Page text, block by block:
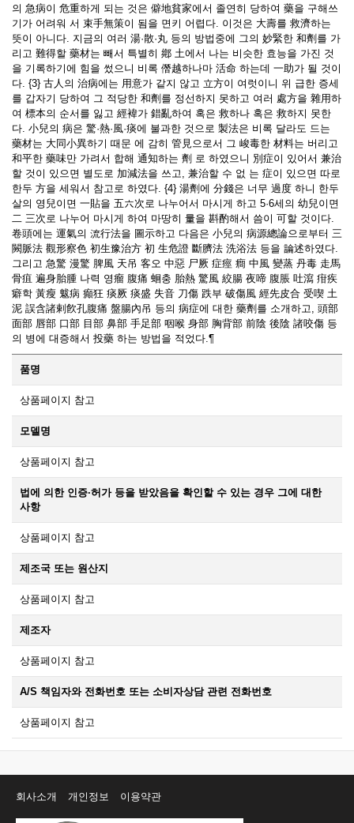
의 急病이 危重하게 되는 것은 僻地貧家에서 졸연히 당하여 藥을 구해쓰
기가 어려워 서 束手無策이 됨을 면키 어렵다. 이것은 大壽를 救濟하는
뜻이 아니다. 지금의 여러 湯·散·丸 등의 방법중에 그의 妙緊한 和劑를 가
리고 難得할 藥材는 빼서 특별히 鄕 土에서 나는 비슷한 효능을 가진 것
을 기록하기에 힘을 썼으니 비록 僭越하나마 活命 하는데 一助가 될 것이
다. {3} 古人의 治病에는 用意가 같지 않고 立方이 여럿이니 위 급한 증세
를 갑자기 당하여 그 적당한 和劑를 정선하지 못하고 여러 處方을 雜用하
여 標本의 순서를 잃고 經褘가 錯亂하여 혹은 救하나 혹은 救하지 못한
다. 小兒의 病은 驚·熱·風·痰에 불과한 것으로 製法은 비록 달라도 드는
藥材는 大同小異하기 때문 에 감히 管見으로서 그 峻毒한 材料는 버리고
和平한 藥味만 가려서 합해 通知하는 劑 로 하였으니 別症이 있어서 兼治
할 것이 있으면 별도로 加減法을 쓰고, 兼治할 수 없 는 症이 있으면 따로
한두 方을 세워서 참고로 하였다. {4} 湯劑에 分錢은 너무 過度 하니 한두
살의 영兒이면 一貼을 五六次로 나누어서 마시게 하고 5·6세의 幼兒이면
二 三次로 나누어 마시게 하여 마땅히 量을 斟酌해서 씀이 可할 것이다.
卷頭에는 運氣의 流行法을 圖示하고 다음은 小兒의 病源總論으로부터 三
闕脈法 觀形察色 初生豫治方 初 生危證 斷臍法 洗浴法 등을 論述하였다.
그리고 急驚 漫驚 脾風 天吊 客오 中惡 尸厥 症痙 癎 中風 變蒸 丹毒 走馬
骨疽 遍身胎腫 나력 영瘤 腹痛 蛔충 胎熱 驚風 絞腸 夜啼 腹脹 吐瀉 疳疾
癖학 黃瘦 魃病 癲狂 痰厥 痰盛 失音 刀傷 跌부 破傷風 經先皮合 受喫 土
泥 誤含諸剌飮孔腹痛 盤腸內吊 등의 病症에 대한 藥劑를 소개하고, 頭部
面部 唇部 口部 目部 鼻部 手足部 咽喉 身部 胸背部 前陰 後陰 諸咬傷 등
의 병에 대증해서 投藥 하는 방법을 적었다.¶
품명
상품페이지 참고
모델명
상품페이지 참고
법에 의한 인증·허가 등을 받았음을 확인할 수 있는 경우 그에 대한
사항
상품페이지 참고
제조국 또는 원산지
상품페이지 참고
제조자
상품페이지 참고
A/S 책임자와 전화번호 또는 소비자상담 관련 전화번호
상품페이지 참고
회사소개 개인정보 이용약관